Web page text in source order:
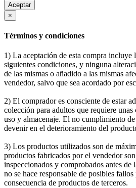
Aceptar
×
Términos y condiciones
1) La aceptación de esta compra incluye
siguientes condiciones, y ninguna
de las mismas o añadido a las mismas
vendedor, salvo que sea acordado por
2) El comprador es consciente de estar
colección para adultos que requiere unas
uso y almacenaje. El no cumplimiento
devenir en el deterioramiento del
3) Los productos utilizados son de
productos fabricados por el vendedor
inspeccionados y comprobados antes
no se hace responsable de posibles
consecuencia de productos de terceros.